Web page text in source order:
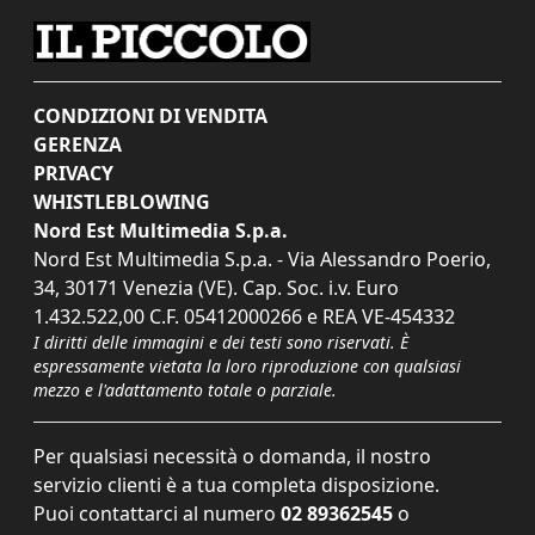
CONDIZIONI DI VENDITA
GERENZA
PRIVACY
WHISTLEBLOWING
Nord Est Multimedia S.p.a.
Nord Est Multimedia S.p.a. - Via Alessandro Poerio,
34, 30171 Venezia (VE). Cap. Soc. i.v. Euro
1.432.522,00 C.F. 05412000266 e REA VE-454332
I diritti delle immagini e dei testi sono riservati. È
espressamente vietata la loro riproduzione con qualsiasi
mezzo e l'adattamento totale o parziale.
Per qualsiasi necessità o domanda, il nostro
servizio clienti è a tua completa disposizione.
Puoi contattarci al numero 02 89362545 o